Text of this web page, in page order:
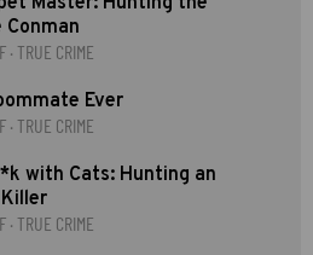
· TRUE CRIME
Ever
· TRUE CRIME
with Cats: Hunting an
· TRUE CRIME